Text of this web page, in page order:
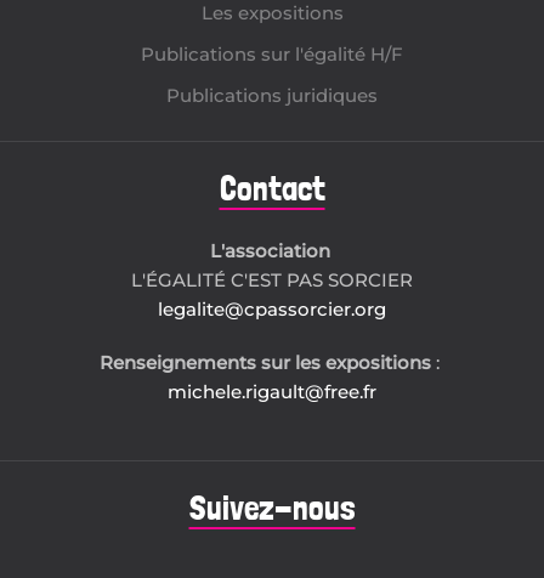
Les expositions
Publications sur l'égalité H/F
Publications juridiques
Contact
L'association
L'ÉGALITÉ C'EST PAS SORCIER
legalite@cpassorcier.org
Renseignements sur les expositions :
michele.rigault@free.fr
Suivez-nous